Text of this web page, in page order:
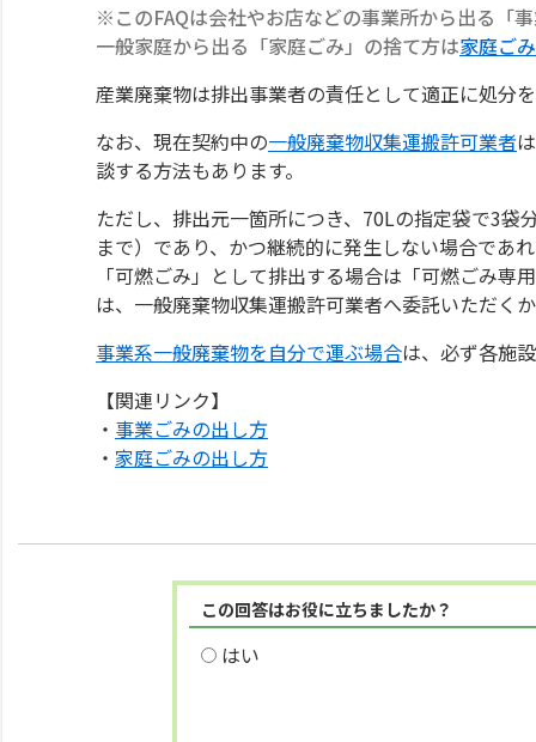
※このFAQは会社やお店などの事業所から出る「
一般家庭から出る「家庭ごみ」の捨て方は家庭ご
産業廃棄物は排出事業者の責任として適正に処分
なお、現在契約中の一般廃棄物収集運搬許可業者
談する方法もあります。
ただし、排出元一箇所につき、70Lの指定袋で3
まで）であり、かつ継続的に発生しない場合であ
「可燃ごみ」として排出する場合は「可燃ごみ
は、一般廃棄物収集運搬許可業者へ委託いただく
事業系一般廃棄物を自分で運ぶ場合は、必ず各施
【関連リンク】
・ 事業ごみの出し方
・ 家庭ごみの出し方
この回答はお役に立ちましたか？
はい